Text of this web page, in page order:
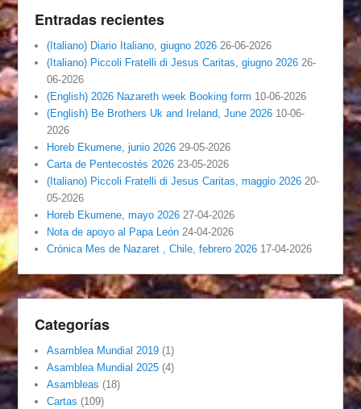
Entradas recientes
(Italiano) Diario Italiano, giugno 2026 26-06-2026
(Italiano) Piccoli Fratelli di Jesus Caritas, giugno 2026 26-
06-2026
(English) 2026 Nazareth week Booking form 10-06-2026
(English) Be Brothers Uk and Ireland, June 2026 10-06-
2026
Horeb Ekumene, junio 2026 29-05-2026
Carta de Pentecostés 2026 23-05-2026
(Italiano) Piccoli Fratelli di Jesus Caritas, maggio 2026 20-
05-2026
Horeb Ekumene, mayo 2026 27-04-2026
Nota de apoyo al Papa León 24-04-2026
Crónica Mes de Nazaret , Chile, febrero 2026 17-04-2026
Categorías
Asamblea Mundial 2019 (1)
Asamblea Mundial 2025 (4)
Asambleas (18)
Cartas (109)